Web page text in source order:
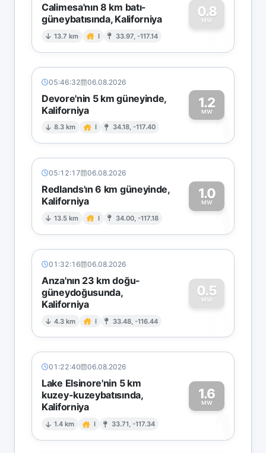
Calimesa'nın 8 km batı-
güneybatısında, Kaliforniya
13.7 km I 33.97, -117.14
0.8
MW
0
05:46:32 06.08.2026
Devore'nin 5 km güneyinde,
Kaliforniya
8.3 km I 34.18, -117.40
1.2
MW1
05:12:17 06.08.2026
Redlands'ın 6 km güneyinde,
Kaliforniya
13.5 km I 34.00, -117.18
1.0
MW1
01:32:16 06.08.2026
Anza'nın 23 km doğu-
güneydoğusunda,
Kaliforniya
4.3 km I 33.48, -116.44
0.5
MW
0
01:22:40 06.08.2026
Lake Elsinore'nin 5 km
kuzey-kuzeybatısında,
Kaliforniya
1.4 km I 33.71, -117.34
1.6
MW
1